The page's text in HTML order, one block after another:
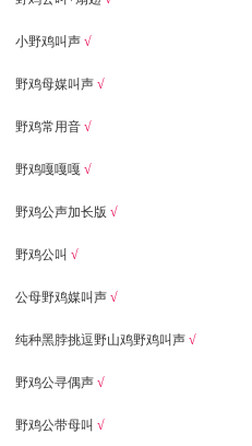
小野鸡叫声 √
野鸡母媒叫声 √
野鸡常用音 √
野鸡嘎嘎嘎 √
野鸡公声加长版 √
野鸡公叫 √
公母野鸡媒叫声 √
纯种黑脖挑逗野山鸡野鸡叫声 √
野鸡公寻偶声 √
野鸡公带母叫 √